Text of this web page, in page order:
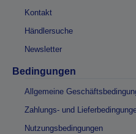
Kontakt
Händlersuche
Newsletter
Bedingungen
Allgemeine
Zahlungs- und
Nutzungsbedingungen